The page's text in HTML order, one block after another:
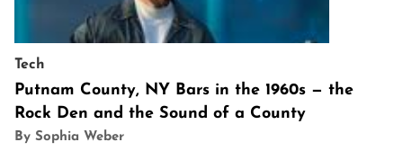
Tech
Putnam County, NY Bars in the 1960s — the
Rock Den and the Sound of a County
By Sophia Weber